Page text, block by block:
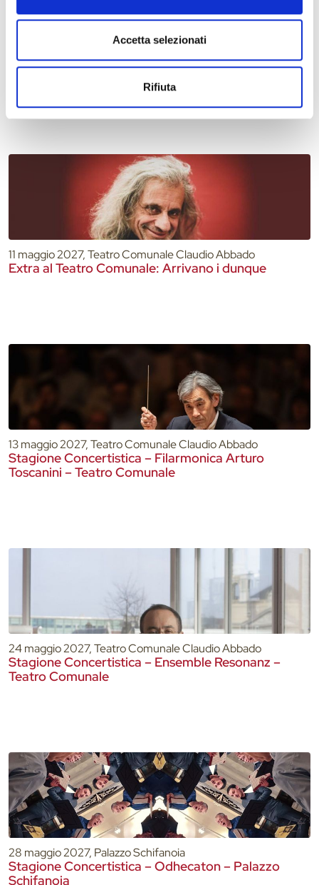
Accetta selezionati
Rifiuta
Via della Fiera, 11
11 maggio 2027, Teatro Comunale Claudio Abbado
Extra al Teatro Comunale: Arrivano i dunque
13 maggio 2027, Teatro Comunale Claudio Abbado
Stagione Concertistica – Filarmonica Arturo
Toscanini – Teatro Comunale
24 maggio 2027, Teatro Comunale Claudio Abbado
Stagione Concertistica – Ensemble Resonanz –
Teatro Comunale
28 maggio 2027, Palazzo Schifanoia
Stagione Concertistica – Odhecaton – Palazzo
Schifanoia